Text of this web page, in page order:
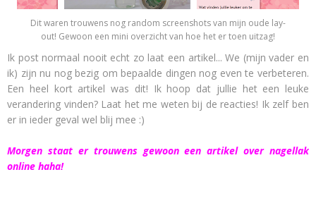
Dit waren trouwens nog random screenshots van mijn oude lay-
out! Gewoon een mini overzicht van hoe het er toen uitzag!
Ik post normaal nooit echt zo laat een artikel... We (mijn vader en
ik) zijn nu nog bezig om bepaalde dingen nog even te verbeteren.
Een heel kort artikel was dit! Ik hoop dat jullie het een leuke
verandering vinden? Laat het me weten bij de reacties! Ik zelf ben
er in ieder geval wel blij mee :)
Morgen staat er trouwens gewoon een artikel over nagellak
online haha!